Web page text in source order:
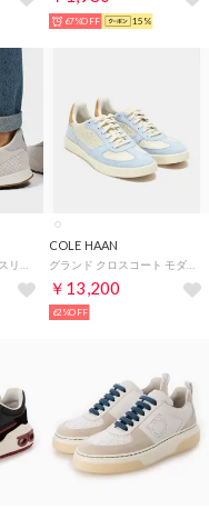
67%OFF 15%
COLE HAAN
グランド クロスコート モダンターフスニーカー mens （アイボリー/スカイウェイ/アイボリー）
￥13,200
62%OFF